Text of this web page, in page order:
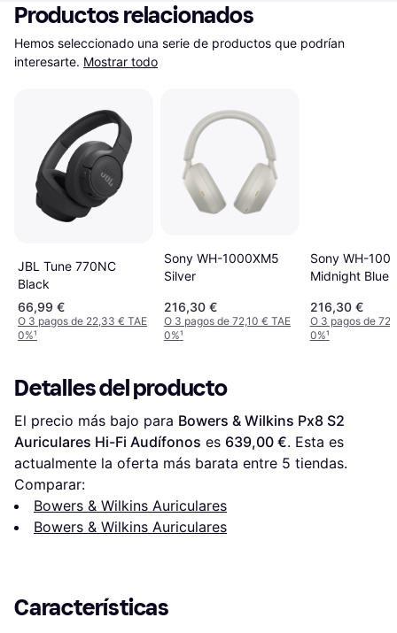
Productos relacionados
Hemos seleccionado una serie de productos que podrían
interesarte. Mostrar todo
JBL Tune 770NC
Black
66,99 €
O 3 pagos de 22,33 € TAE
0%¹
Sony WH-1000XM5
Silver
216,30 €
O 3 pagos de 72,10 € TAE
0%¹
Sony WH-
Midnight Blue
216,30 €
O 3 pagos de
0%¹
Detalles del producto
El precio más bajo para Bowers & Wilkins Px8 S2
Auriculares Hi-Fi Audífonos es 639,00 €. Esta es
actualmente la oferta más barata entre 5 tiendas.
Comparar:
Bowers & Wilkins Auriculares
Bowers & Wilkins Auriculares
Características